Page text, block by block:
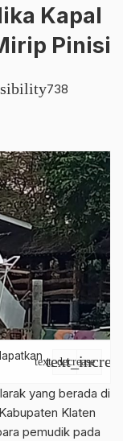
Kapal
Pinisi
738
text_decrease
yang berada di
Klaten
pemudik pada